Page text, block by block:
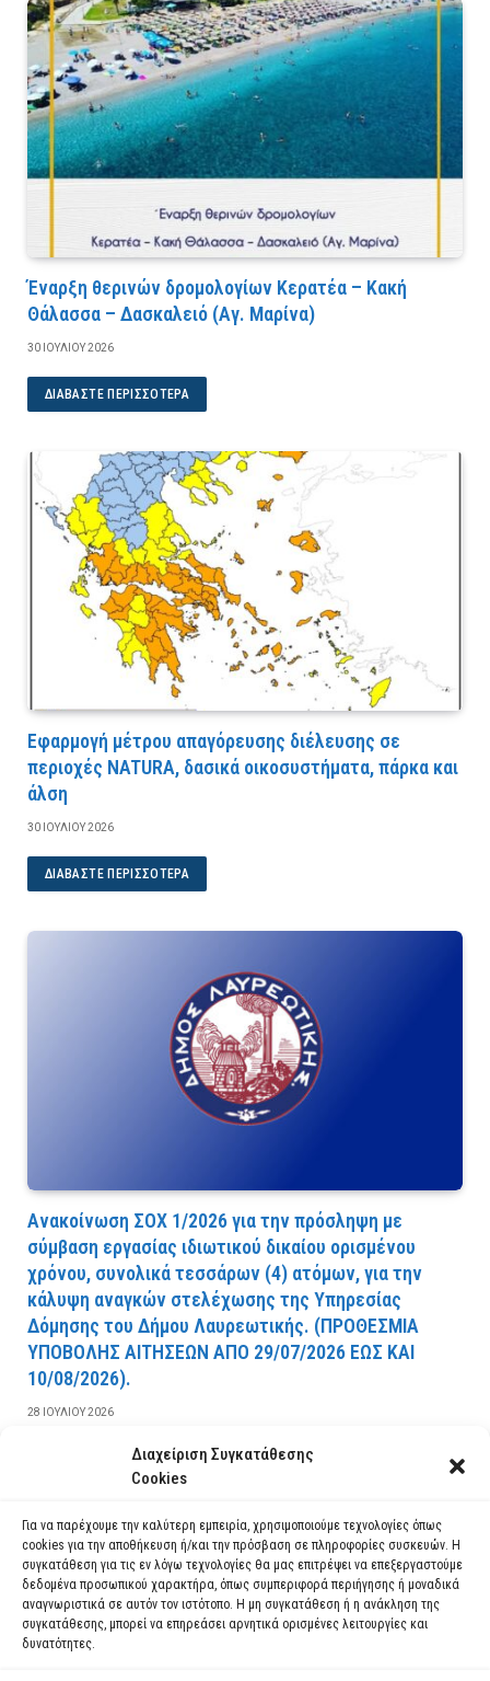
Διαχείριση Συγκατάθεσης
Cookies
Για να παρέχουμε την καλύτερη εμπειρία, χρησιμοποιούμε τεχνολογίες όπως
cookies για την αποθήκευση ή/και την πρόσβαση σε πληροφορίες συσκευών. Η
συγκατάθεση για τις εν λόγω τεχνολογίες θα μας επιτρέψει να επεξεργαστούμε
δεδομένα προσωπικού χαρακτήρα, όπως συμπεριφορά περιήγησης ή μοναδικά
αναγνωριστικά σε αυτόν τον ιστότοπο. Η μη συγκατάθεση ή η ανάκληση της
συγκατάθεσης, μπορεί να επηρεάσει αρνητικά ορισμένες λειτουργίες και
δυνατότητες.
Έναρξη θερινών δρομολογίων Κερατέα – Κακή
Θάλασσα – Δασκαλειό (Αγ. Μαρίνα)
30 ΙΟΥΛΊΟΥ 2026
ΔΙΑΒΆΣΤΕ ΠΕΡΙΣΣΌΤΕΡΑ
Εφαρμογή μέτρου απαγόρευσης διέλευσης σε
περιοχές NATURA, δασικά οικοσυστήματα, πάρκα και
άλση
30 ΙΟΥΛΊΟΥ 2026
ΔΙΑΒΆΣΤΕ ΠΕΡΙΣΣΌΤΕΡΑ
Ανακοίνωση ΣΟΧ 1/2026 για την πρόσληψη με
σύμβαση εργασίας ιδιωτικού δικαίου ορισμένου
χρόνου, συνολικά τεσσάρων (4) ατόμων, για την
κάλυψη αναγκών στελέχωσης της Υπηρεσίας
Δόμησης του Δήμου Λαυρεωτικής. (ΠPOΘEΣMIA
YΠOBOΛHΣ AITHΣEΩN AΠO 29/07/2026 EΩΣ KAI
10/08/2026).
28 ΙΟΥΛΊΟΥ 2026
ΔΙΑΒΆΣΤΕ ΠΕΡΙΣΣΌΤΕΡΑ